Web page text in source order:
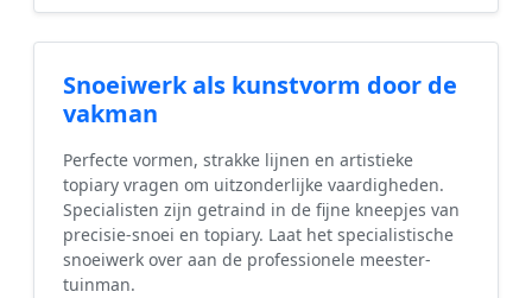
Snoeiwerk als kunstvorm door de
vakman
Perfecte vormen, strakke lijnen en artistieke
topiary vragen om uitzonderlijke vaardigheden.
Specialisten zijn getraind in de fijne kneepjes van
precisie-snoei en topiary. Laat het specialistische
snoeiwerk over aan de professionele meester-
tuinman.